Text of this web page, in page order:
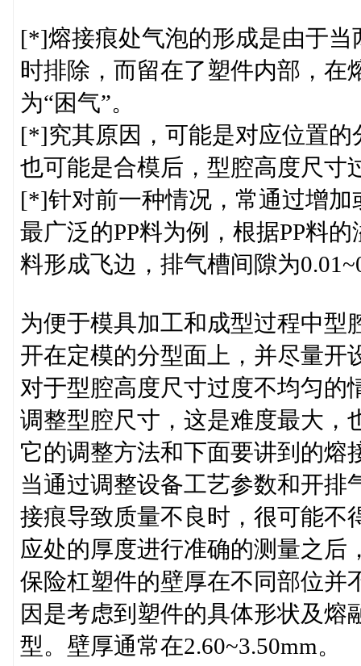
[*]熔接痕处气泡的形成是由于
时排除，而留在了塑件内部，在
为“困气”。
[*]究其原因，可能是对应位置
也可能是合模后，型腔高度尺寸
[*]针对前一种情况，常通过增
最广泛的PP料为例，根据PP料
料形成飞边，排气槽间隙为
为便于模具加工和成型过程中型
开在定模的分型面上，并尽量开
对于型腔高度尺寸过度不均匀的
调整型腔尺寸，这是难度最大，
它的调整方法和下面要讲到的熔
当通过调整设备工艺参数和开排
接痕导致质量不良时，很可能不
应处的厚度进行准确的测量之后
保险杠塑件的壁厚在不同部位并
因是考虑到塑件的具体形状及
型。壁厚通常在2.60~3.50mm。